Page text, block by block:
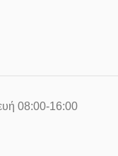
08:00-16:00